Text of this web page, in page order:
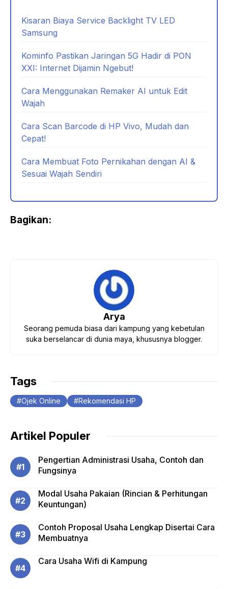
Kisaran Biaya Service Backlight TV LED
Samsung
Kominfo Pastikan Jaringan 5G Hadir di PON
XXI: Internet Dijamin Ngebut!
Cara Menggunakan Remaker AI untuk Edit
Wajah
Cara Scan Barcode di HP Vivo, Mudah dan
Cepat!
Cara Membuat Foto Pernikahan dengan AI &
Sesuai Wajah Sendiri
Bagikan:
Arya
Seorang pemuda biasa dari kampung yang kebetulan
suka berselancar di dunia maya, khususnya blogger.
Tags
Ojek Online Rekomendasi HP
Artikel Populer
Pengertian Administrasi Usaha, Contoh dan
Fungsinya
Modal Usaha Pakaian (Rincian & Perhitungan
Keuntungan)
Contoh Proposal Usaha Lengkap Disertai Cara
Membuatnya
Cara Usaha Wifi di Kampung